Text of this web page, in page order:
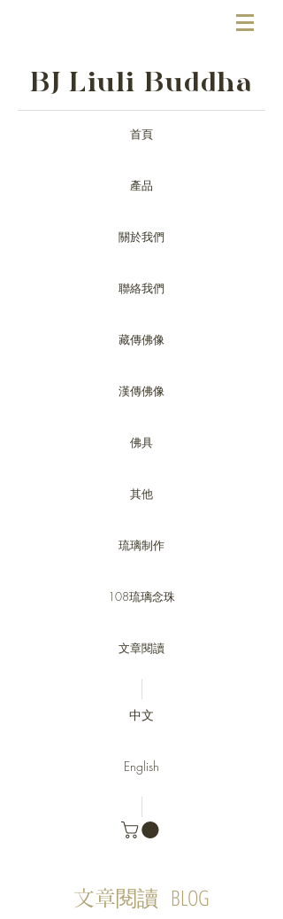
BJ Liuli Buddha
首頁
產品
關於我們
聯絡我們
藏傳佛像
漢傳佛像
佛具
其他
琉璃制作
108琉璃念珠
文章閱讀
中文
English
文章閱讀 BLOG